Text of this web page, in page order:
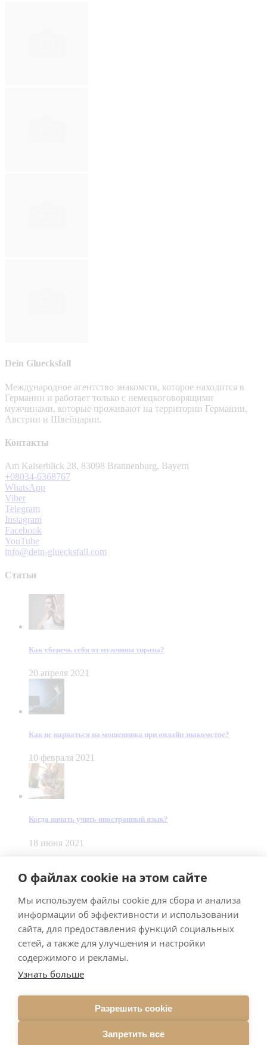
О файлах cookie на этом сайте
Мы используем файлы cookie для сбора и анализа
информации об эффективности и использовании
сайта, для предоставления функций социальных
сетей, а также для улучшения и настройки
содержимого и рекламы.
Узнать больше
Разрешить cookie
Запретить все
Dein Gluecksfall
Международное агентство знакомств, которое находится в
Германии и работает только с немецкоговорящими
мужчинами, которые проживают на территории Германии,
Австрии и Швейцарии.
Контакты
Am Kaiserblick 28, 83098 Brannenburg, Bayern
+08034-6368767
WhatsApp
Viber
Telegram
Instagram
Facebook
YouTube
info@dein-gluecksfall.com
Статьи
Как уберечь себя от мужчины тирана?
20 апреля 2021
Как не нарваться на мошенника при онлайн знакомстве?
10 февраля 2021
Когда начать учить иностранный язык?
18 июня 2021
Made bySmart Team
ImpressumDatenschutz
Подписывайтесь на меня в Телеграм
Подписаться
Брачное агентство в Германии